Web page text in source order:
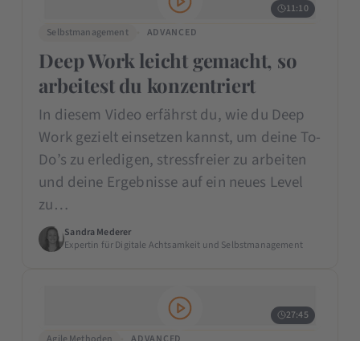
11:10
Selbstmanagement
ADVANCED
Deep Work leicht gemacht, so
arbeitest du konzentriert
In diesem Video erfährst du, wie du Deep
Work gezielt einsetzen kannst, um deine To-
Do’s zu erledigen, stressfreier zu arbeiten
und deine Ergebnisse auf ein neues Level
zu…
Sandra Mederer
Expertin für Digitale Achtsamkeit und Selbstmanagement
27:45